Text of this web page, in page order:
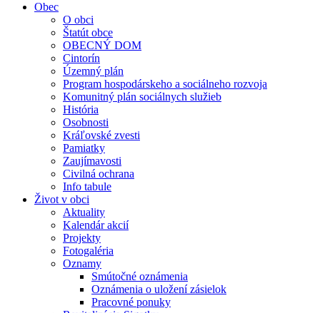
Obec
O obci
Štatút obce
OBECNÝ DOM
Cintorín
Územný plán
Program hospodárskeho a sociálneho rozvoja
Komunitný plán sociálnych služieb
História
Osobnosti
Kráľovské zvesti
Pamiatky
Zaujímavosti
Civilná ochrana
Info tabule
Život v obci
Aktuality
Kalendár akcií
Projekty
Fotogaléria
Oznamy
Smútočné oznámenia
Oznámenia o uložení zásielok
Pracovné ponuky